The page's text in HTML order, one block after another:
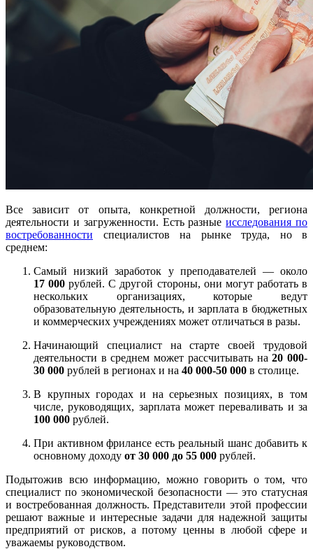
Все зависит от опыта, конкретной должности, региона
деятельности и загруженности. Есть разныеисследования по
востребованности специалистов на рынке труда, но в
среднем:
Самый низкий заработок у преподавателей — около
17 000 рублей. С другой стороны, они могут работать в
нескольких организациях, которые ведут
образовательную деятельность, и зарплата в бюджетных
и коммерческих учреждениях может отличаться в разы.
Начинающий специалист на старте своей трудовой
деятельности в среднем может рассчитывать на20 000-
30 000 рублей в регионах и на 40 000-50 000 в столице.
В крупных городах и на серьезных позициях, в том
числе, руководящих, зарплата может переваливать и за
100 000 рублей.
При активном фрилансе есть реальный шанс добавить к
основному доходу от 30 000 до 55 000 рублей.
Подытожив всю информацию, можно говорить о том, что
специалист по экономической безопасности — это статусная
и востребованная должность. Представители этой профессии
решают важные и интересные задачи для надежной защиты
предприятий от рисков, а потому ценны в любой сфере и
уважаемы руководством.